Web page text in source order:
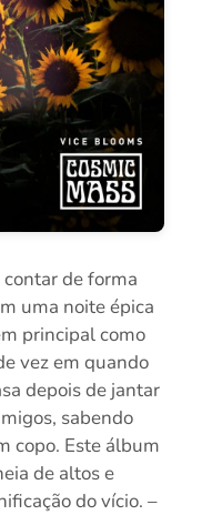
de forma
uma noite épica
principal como
vez em quando
depois de jantar
sabendo
copo. Este álbum
de altos e
do vício. –